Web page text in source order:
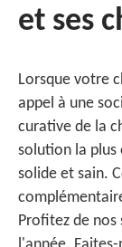
et ses
Lorsque votre
appel à une
curative de la
solution la plus
solide et sain.
Profitez de nos